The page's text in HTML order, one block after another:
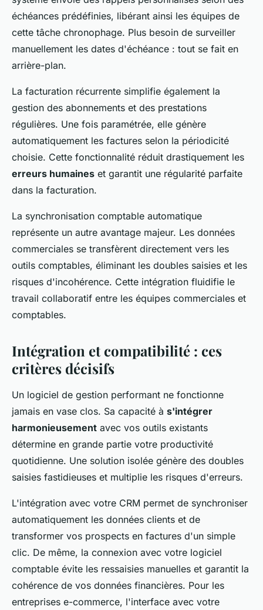
échéances prédéfinies, libérant ainsi les équipes de
cette tâche chronophage. Plus besoin de surveiller
manuellement les dates d'échéance : tout se fait en
arrière-plan.
La facturation récurrente simplifie également la
gestion des abonnements et des prestations
régulières. Une fois paramétrée, elle génère
automatiquement les factures selon la périodicité
choisie. Cette fonctionnalité réduit drastiquement les
erreurs humaines et garantit une régularité parfaite
dans la facturation.
La synchronisation comptable automatique
représente un autre avantage majeur. Les données
commerciales se transfèrent directement vers les
outils comptables, éliminant les doubles saisies et les
risques d'incohérence. Cette intégration fluidifie le
travail collaboratif entre les équipes commerciales et
comptables.
Intégration et compatibilité : ces
critères décisifs
Un logiciel de gestion performant ne fonctionne
jamais en vase clos. Sa capacité à s'intégrer
harmonieusement avec vos outils existants
détermine en grande partie votre productivité
quotidienne. Une solution isolée génère des doubles
saisies fastidieuses et multiplie les risques d'erreurs.
L'intégration avec votre CRM permet de synchroniser
automatiquement les données clients et de
transformer vos prospects en factures d'un simple
clic. De même, la connexion avec votre logiciel
comptable évite les ressaisies manuelles et garantit la
cohérence de vos données financières. Pour les
entreprises e-commerce, l'interface avec votre